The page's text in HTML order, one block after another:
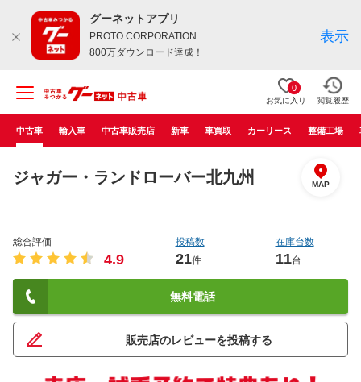
グーネットアプリ
PROTO CORPORATION
800万ダウンロード達成！
表示
0
お気に入り 閲覧履歴
中古車 輸入車 中古車販売店 新車 車買取 カーリース 整備工場
ジャガー・ランドローバー北九州 MAP
総合評価
4.9
投稿数
21件
在庫台数
11台
無料電話
販売店のレビューを投稿する